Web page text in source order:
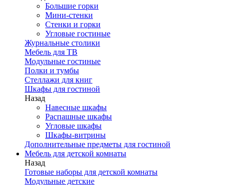
Большие горки
Мини-стенки
Стенки и горки
Угловые гостиные
Журнальные столики
Мебель для ТВ
Модульные гостиные
Полки и тумбы
Стеллажи для книг
Шкафы для гостиной
Назад
Навесные шкафы
Распашные шкафы
Угловые шкафы
Шкафы-витрины
Дополнительные предметы для гостиной
Мебель для детской комнаты
Назад
Готовые наборы для детской комнаты
Модульные детские